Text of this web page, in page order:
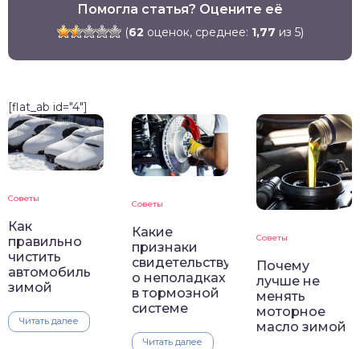
Помогла статья? Оцените её
(62 оценок, среднее: 1,77 из 5)
[flat_ab id="4"]
Советы
Как
правильно
чистить
автомобиль
зимой
Читать далее
Советы
Какие
признаки
свидетельствуют
о неполадках
в тормозной
системе
Читать далее
Советы
Почему
лучше не
менять
моторное
масло зимой